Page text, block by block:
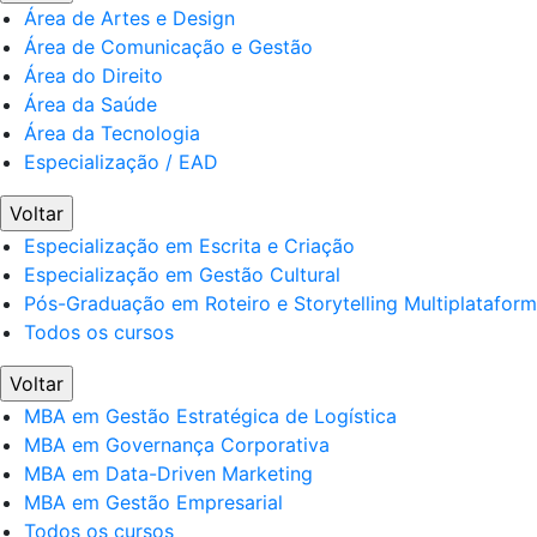
Área de Artes e Design
Área de Comunicação e Gestão
Área do Direito
Área da Saúde
Área da Tecnologia
Especialização / EAD
Voltar
Especialização em Escrita e Criação
Especialização em Gestão Cultural
Pós-Graduação em Roteiro e Storytelling
Todos os cursos
Voltar
MBA em Gestão Estratégica de Logística
MBA em Governança Corporativa
MBA em Data-Driven Marketing
MBA em Gestão Empresarial
Todos os cursos